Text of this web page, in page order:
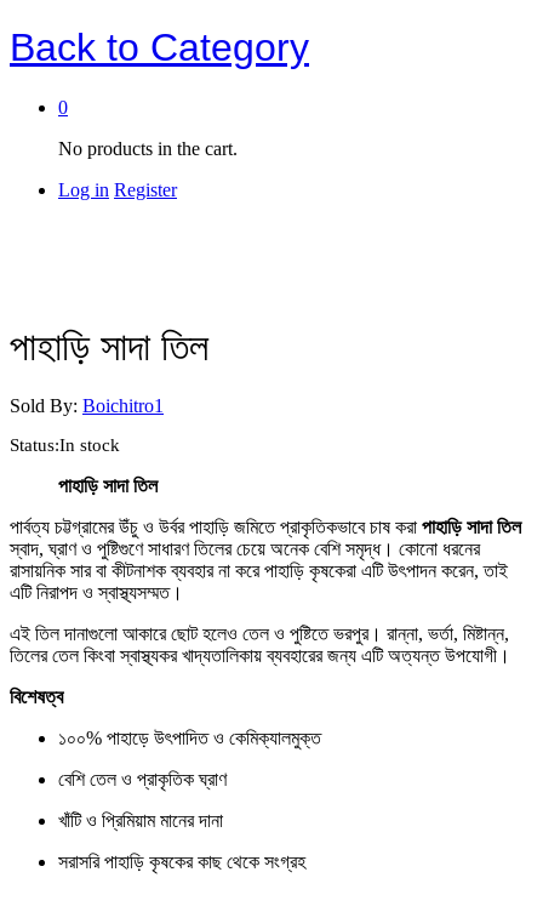
Back to Category
0
No products in the cart.
Log in Register
পাহাড়ি সাদা তিল
Sold By: Boichitro1
Status:In stock
পাহাড়ি সাদা তিল
পার্বত্য চট্টগ্রামের উঁচু ও উর্বর পাহাড়ি জমিতে প্রাকৃতিকভাবে চাষ করা পাহাড়ি সাদা তিল
স্বাদ, ঘ্রাণ ও পুষ্টিগুণে সাধারণ তিলের চেয়ে অনেক বেশি সমৃদ্ধ। কোনো ধরনের
রাসায়নিক সার বা কীটনাশক ব্যবহার না করে পাহাড়ি কৃষকেরা এটি উৎপাদন করেন, তাই
এটি নিরাপদ ও স্বাস্থ্যসম্মত।
এই তিল দানাগুলো আকারে ছোট হলেও তেল ও পুষ্টিতে ভরপুর। রান্না, ভর্তা, মিষ্টান্ন,
তিলের তেল কিংবা স্বাস্থ্যকর খাদ্যতালিকায় ব্যবহারের জন্য এটি অত্যন্ত উপযোগী।
বিশেষত্ব
১০০% পাহাড়ে উৎপাদিত ও কেমিক্যালমুক্ত
বেশি তেল ও প্রাকৃতিক ঘ্রাণ
খাঁটি ও প্রিমিয়াম মানের দানা
সরাসরি পাহাড়ি কৃষকের কাছ থেকে সংগ্রহ